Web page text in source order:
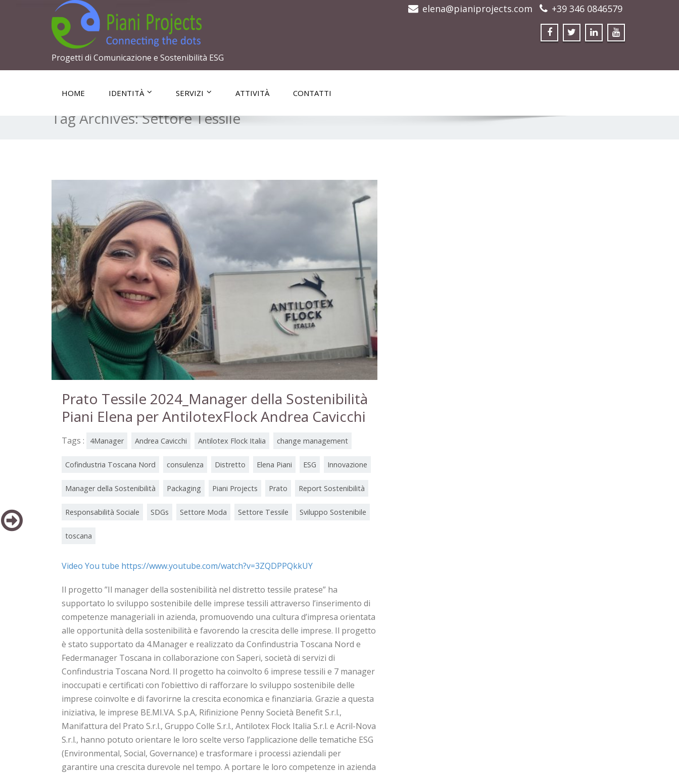
Progetti di Comunicazione e Sostenibilità ESG
elena@pianiprojects.com +39 346 0846579
HOME IDENTITÀ SERVIZI ATTIVITÀ CONTATTI
Tag Archives:Settore Tessile
Prato Tessile 2024_Manager della Sostenibilità
Piani Elena per AntilotexFlock Andrea Cavicchi
Tags : 4Manager Andrea Cavicchi Antilotex Flock Italia change management
Cofindustria Toscana Nord consulenza Distretto Elena Piani ESG Innovazione
Manager della Sostenibilità Packaging Piani Projects Prato Report Sostenibilità
Responsabilità Sociale SDGs Settore Moda Settore Tessile Sviluppo Sostenibile
toscana
Video You tube https://www.youtube.com/watch?v=3ZQDPPQkkUY
Il progetto ”Il manager della sostenibilità nel distretto tessile pratese” ha
supportato lo sviluppo sostenibile delle imprese tessili attraverso l’inserimento di
competenze manageriali in azienda, promuovendo una cultura d’impresa orientata
alle opportunità della sostenibilità e favorendo la crescita delle imprese. Il progetto
è stato supportato da 4.Manager e realizzato da Confindustria Toscana Nord e
Federmanager Toscana in collaborazione con Saperi, società di servizi di
Confindustria Toscana Nord. Il progetto ha coinvolto 6 imprese tessili e 7 manager
inoccupati e certificati con l’obiettivo di rafforzare lo sviluppo sostenibile delle
imprese coinvolte e di favorirne la crescita economica e finanziaria. Grazie a questa
iniziativa, le imprese BE.MI.VA. S.p.A, Rifinizione Penny Società Benefit S.r.l.,
Manifattura del Prato S.r.l., Gruppo Colle S.r.l., Antilotex Flock Italia S.r.l. e Acril-Nova
S.r.l., hanno potuto orientare le loro scelte verso l’applicazione delle tematiche ESG
(Environmental, Social, Governance) e trasformare i processi aziendali per
garantire una crescita durevole nel tempo. A portare le loro competenze in azienda